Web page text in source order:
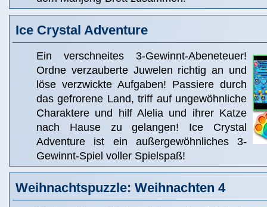
Ice Crystal Adventure
Ein verschneites 3-Gewinnt-Abeneteuer!
Ordne verzauberte Juwelen richtig an und
löse verzwickte Aufgaben! Passiere durch
das gefrorene Land, triff auf ungewöhnliche
Charaktere und hilf Alelia und ihrer Katze
nach Hause zu gelangen! Ice Crystal
Adventure ist ein außergewöhnliches 3-
Gewinnt-Spiel voller Spielspaß!
Weihnachtspuzzle: Weihnachten 4